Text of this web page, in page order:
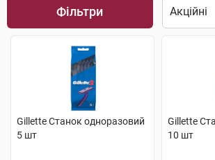
Фільтри
Gillette Станок одноразовий
5 шт
Gillette
10 шт